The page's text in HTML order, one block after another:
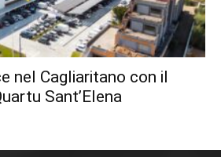
nel Cagliaritano con il
Sant’Elena